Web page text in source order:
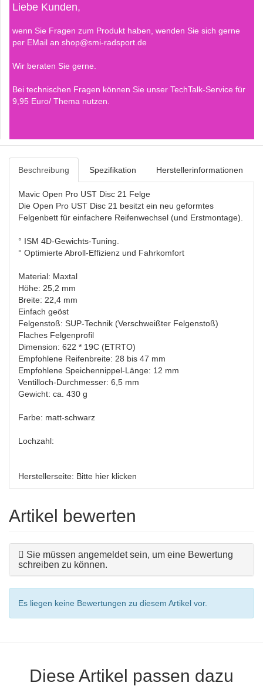
Liebe Kunden,
wenn Sie Fragen zum Produkt haben, wenden Sie sich gerne
per EMail an shop@smi-radsport.de
Wir beraten Sie gerne.
Bei technischen Fragen können Sie unser TechTalk-Service für
9,95 Euro/ Thema nutzen.
Beschreibung Spezifikation Herstellerinformationen
Mavic Open Pro UST Disc 21 Felge
Die Open Pro UST Disc 21 besitzt ein neu geformtes
Felgenbett für einfachere Reifenwechsel (und Erstmontage).
° ISM 4D-Gewichts-Tuning.
° Optimierte Abroll-Effizienz und Fahrkomfort
Material: Maxtal
Höhe: 25,2 mm
Breite: 22,4 mm
Einfach geöst
Felgenstoß: SUP-Technik (Verschweißter Felgenstoß)
Flaches Felgenprofil
Dimension: 622 * 19C (ETRTO)
Empfohlene Reifenbreite: 28 bis 47 mm
Empfohlene Speichennippel-Länge: 12 mm
Ventilloch-Durchmesser: 6,5 mm
Gewicht: ca. 430 g
Farbe: matt-schwarz
Lochzahl:
Herstellerseite: Bitte hier klicken
Artikel bewerten
Sie müssen angemeldet sein, um eine Bewertung
schreiben zu können.
Es liegen keine Bewertungen zu diesem Artikel vor.
Diese Artikel passen dazu